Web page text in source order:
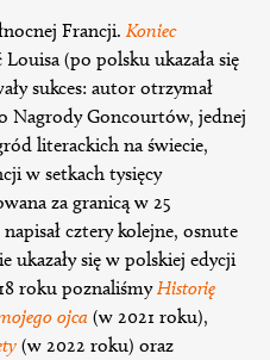
Francji. Koniec
(po polsku ukazała się
sukces: autor otrzymał
Nagrody Goncourtów, jednej
literackich na świecie,
w setkach tysięcy
za granicą w 25
cztery kolejne, osnute
ukazały się w polskiej edycji
roku poznaliśmyHistorię
ojca (w 2021 roku),
(w 2022 roku) oraz